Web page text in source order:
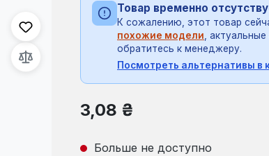
Товар временно
К сожалению, этот товар
похожие модели ,
обратитесь к менеджеру.
Посмотреть альтернативы в
Обычная цена:
3,08 ₴
Больше не доступно